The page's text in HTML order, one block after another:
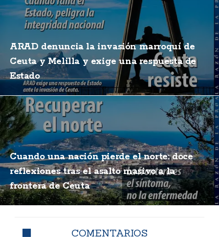
ARAD denuncia la invasión marroquí de
Ceuta y Melilla y exige una respuesta de
Estado
Cuando una nación pierde el norte: doce
reflexiones tras el asalto masivo a la
frontera de Ceuta
COMENTARIOS